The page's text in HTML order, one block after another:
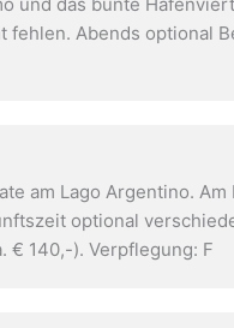
Abends optional
am Lago Argentino.
optional
€ 140,-). Verpflegung: F